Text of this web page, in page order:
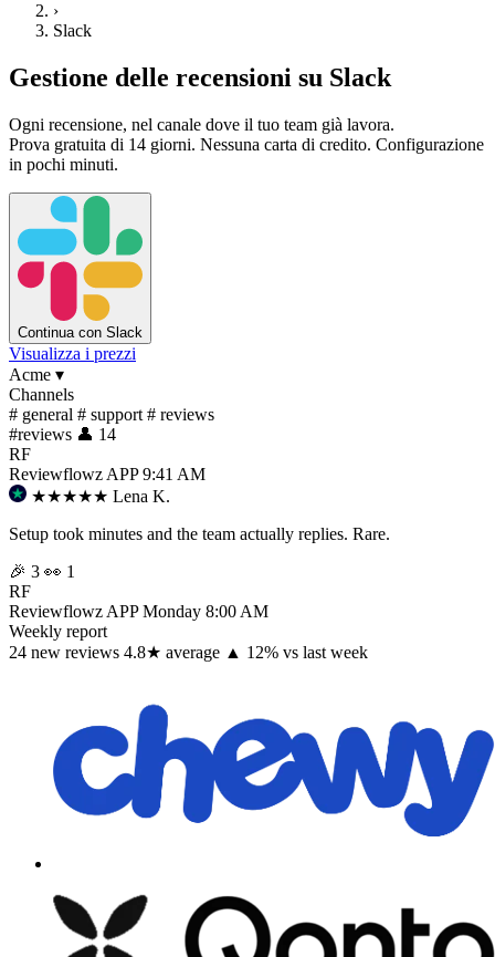
›
Slack
Gestione delle recensioni su Slack
Ogni recensione, nel canale dove il tuo team già lavora.
Prova gratuita di 14 giorni. Nessuna carta di credito. Configurazione
in pochi minuti.
Continua con Slack
Visualizza i prezzi
Acme ▾
Channels
# general # support # reviews
#reviews 👤 14
RF
Reviewflowz APP 9:41 AM
★★★★★ Lena K.
Setup took minutes and the team actually replies. Rare.
🎉 3 👀 1
RF
Reviewflowz APP Monday 8:00 AM
Weekly report
24 new reviews 4.8★ average ▲ 12% vs last week